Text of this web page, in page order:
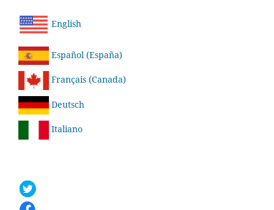
English
Español (España)
Français (Canada)
Deutsch
Italiano